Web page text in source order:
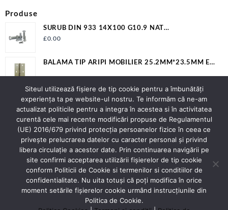
Produse
SURUB DIN 933 14X100 G10.9 NAT
S933M14X100G10.9
£0.00
BALAMA TIP ARIPI MOBILIER 25.2MM*23.5MM EV-
BALAMA SUDABILA 20X22X160MM EV-OP20160B
Contact
Adresa:Strada Spicului nr.2 Piatra Neamț
Judet Neamt
Contact:0743276477
E-mail:officeluracontex@gmail.com;
Siteul utilizează fişiere de tip cookie pentru a îmbunătăți
experiența ta pe website-ul nostru. Te informăm că ne-am
actualizat politicile pentru a integra în acestea si în activitatea
curentă cele mai recente modificări propuse de Regulamentul
(UE) 2016/679 privind protecția persoanelor fizice în ceea ce
privește prelucrarea datelor cu caracter personal și privind
libera circulație a acestor date. Prin continuarea navigării pe
site confirmi acceptarea utilizării fişierelor de tip cookie
conform Politicii de Cookie si termenilor si conditiilor de
confidentialitate. Nu uita totuși că poți modifica în orice
moment setările fişierelor cookie urmând instrucțiunile din
Politica de Cookie.